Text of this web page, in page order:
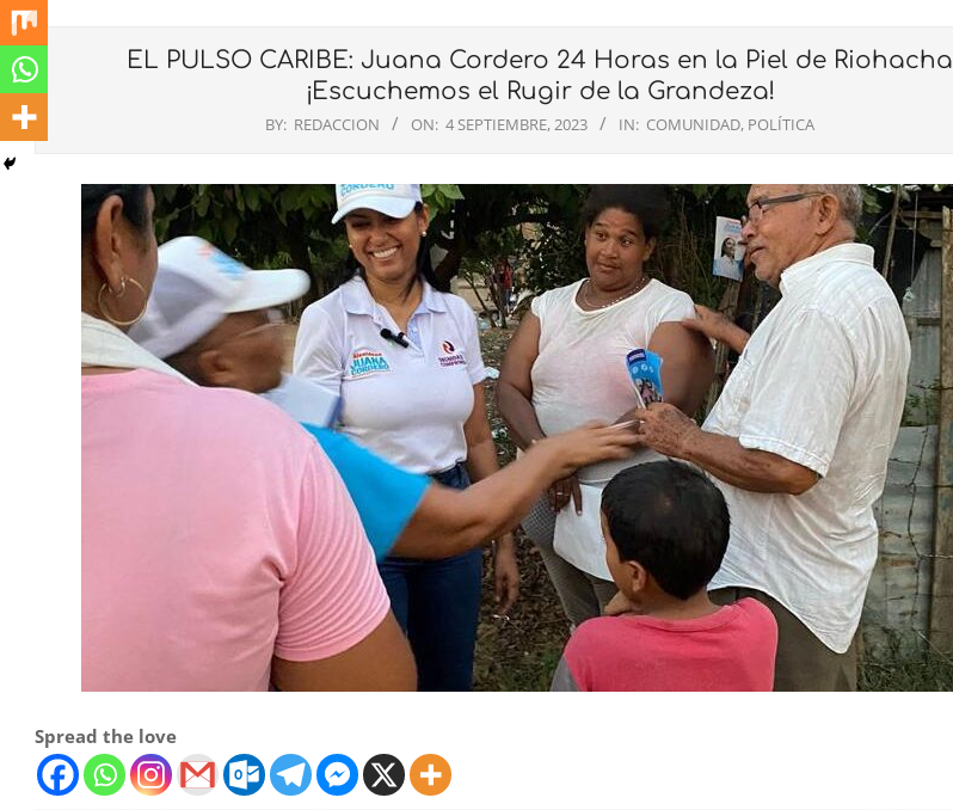
EL PULSO CARIBE: Juana Cordero 24 Horas en la Piel de Riohacha
¡Escuchemos el Rugir de la Grandeza!
BY: REDACCION ON: 4 SEPTIEMBRE, 2023 IN: COMUNIDAD, POLÍTICA
Spread the love